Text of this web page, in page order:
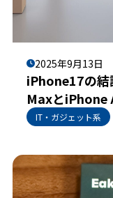
2025年9月13日
iPhone17の
MaxとiPhone
IT・ガジェット系